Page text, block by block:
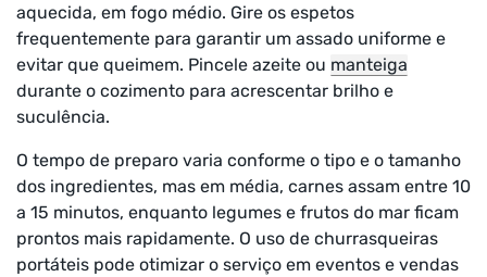
aquecida, em fogo médio. Gire os espetos
frequentemente para garantir um assado uniforme e
evitar que queimem. Pincele azeite ou manteiga
durante o cozimento para acrescentar brilho e
suculência.
O tempo de preparo varia conforme o tipo e o tamanho
dos ingredientes, mas em média, carnes assam entre 10
a 15 minutos, enquanto legumes e frutos do mar ficam
prontos mais rapidamente. O uso de churrasqueiras
portáteis pode otimizar o serviço em eventos e vendas